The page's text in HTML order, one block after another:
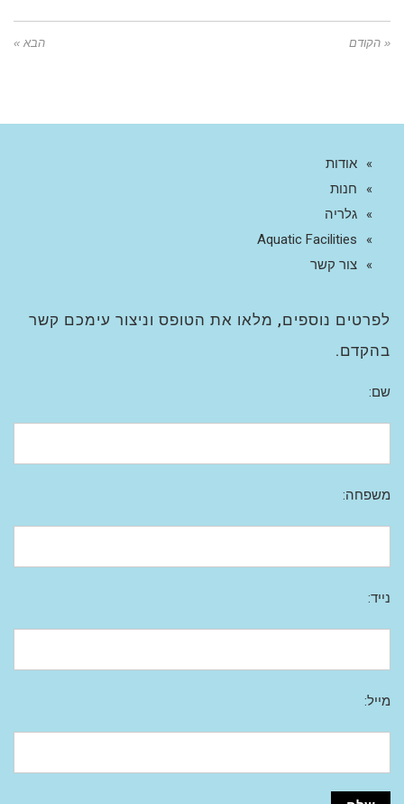
« הקודם הבא »
אודות
חנות
גלריה
Aquatic Facilities
צור קשר
לפרטים נוספים, מלאו את הטופס וניצור עימכם קשר
בהקדם.
שם:
משפחה:
נייד:
מייל: